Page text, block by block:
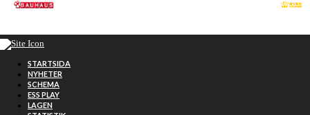
Hoppa till huvudinnehåll
STARTSIDA
NYHETER
SCHEMA
ESS PLAY
LAGEN